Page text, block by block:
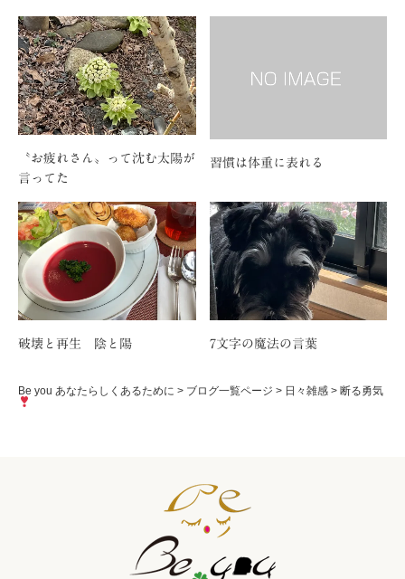
〝お疲れさん〟って沈む太陽が
言ってた
習慣は体重に表れる
破壊と再生 陰と陽 7文字の魔法の言葉
Be you あなたらしくあるために > ブログ一覧ページ > 日々雑感 > 断る勇気